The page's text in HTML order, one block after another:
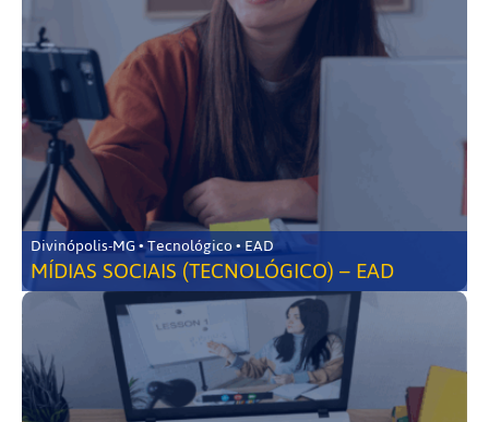
Divinópolis-MG • Tecnológico • EAD
MÍDIAS SOCIAIS (TECNOLÓGICO) – EAD